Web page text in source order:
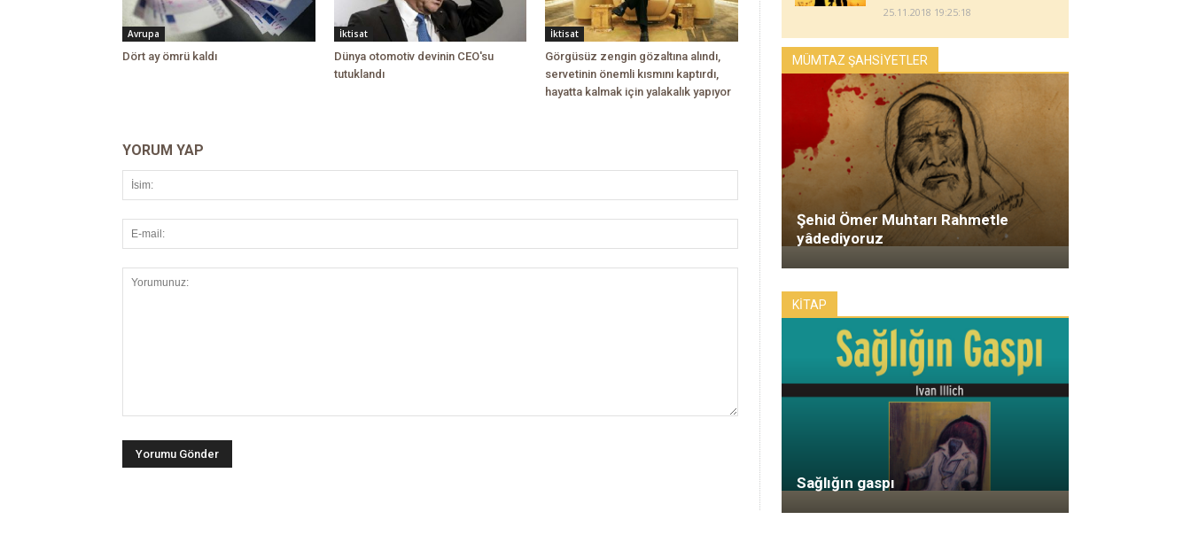
Avrupa
Dört ay ömrü kaldı
İktisat
Dünya otomotiv devinin CEO'su
tutuklandı
İktisat
Görgüsüz zengin gözaltına alındı,
servetinin önemli kısmını kaptırdı,
hayatta kalmak için yalakalık yapıyor
YORUM YAP
25.11.2018 19:25:18
MÜMTAZ ŞAHSİYETLER
Şehid Ömer Muhtarı Rahmetle
yâdediyoruz
KİTAP
Sağlığın gaspı